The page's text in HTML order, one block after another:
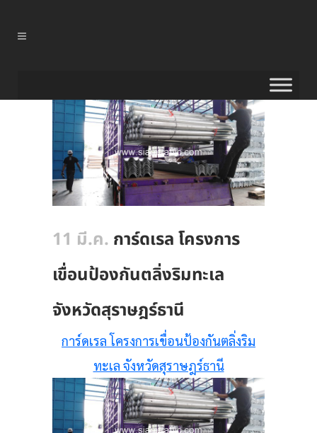
11 มี.ค. การ์ดเรล โครงการ
เขื่อนป้องกันตลิ่งริมทะเล
จังหวัดสุราษฎร์ธานี
การ์ดเรล โครงการเขื่อนป้องกันตลิ่งริม
ทะเล จังหวัดสุราษฎร์ธานี